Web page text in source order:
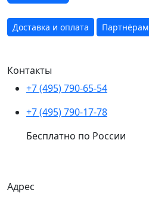
Доставка и оплата Партнёрам
Контакты
+7 (495) 790-65-54
+7 (495) 790-17-78
Бесплатно по России
Адрес